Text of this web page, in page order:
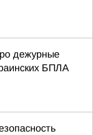
дежурные
БПЛА